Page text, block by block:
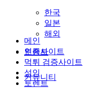
한국
일본
해외
토렌트
커뮤니티
메인
인증사이트
먹튀 검증사이트
성인
토렌트